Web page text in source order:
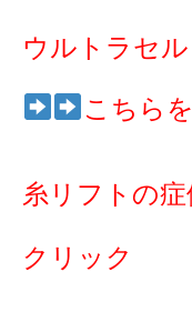
ウルトラセ
こちら
糸リフトの症
クリック